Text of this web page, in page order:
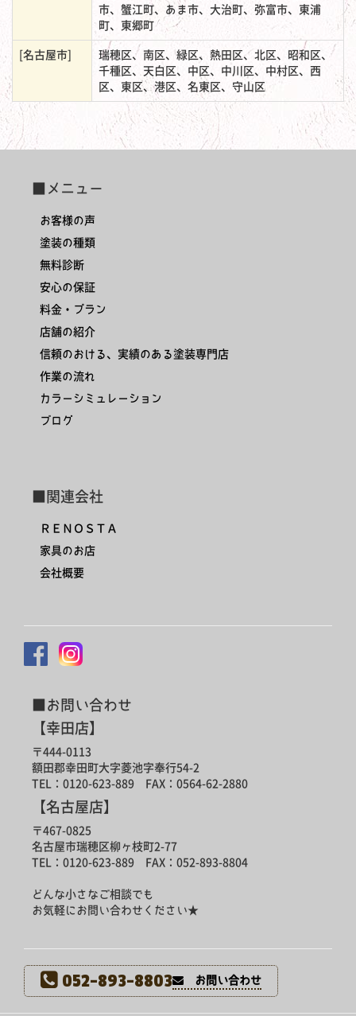
市、蟹江町、あま市、大治町、弥富市、東浦
町、東郷町
[名古屋市]
瑞穂区、南区、緑区、熱田区、北区、昭和区、
千種区、天白区、中区、中川区、中村区、西
区、東区、港区、名東区、守山区
■メニュー
お客様の声
塗装の種類
無料診断
安心の保証
料金・プラン
店舗の紹介
信頼のおける、実績のある塗装専門店
作業の流れ
カラーシミュレーション
ブログ
■関連会社
ＲＥＮＯＳＴＡ
家具のお店
会社概要
■お問い合わせ
【幸田店】
〒444-0113
額田郡幸田町大字菱池字奉行54-2
TEL：0120-623-889 FAX：0564-62-2880
【名古屋店】
〒467-0825
名古屋市瑞穂区柳ヶ枝町2-77
TEL：0120-623-889 FAX：052-893-8804
どんな小さなご相談でも
お気軽にお問い合わせください★
052-893-8803 お問い合わせ